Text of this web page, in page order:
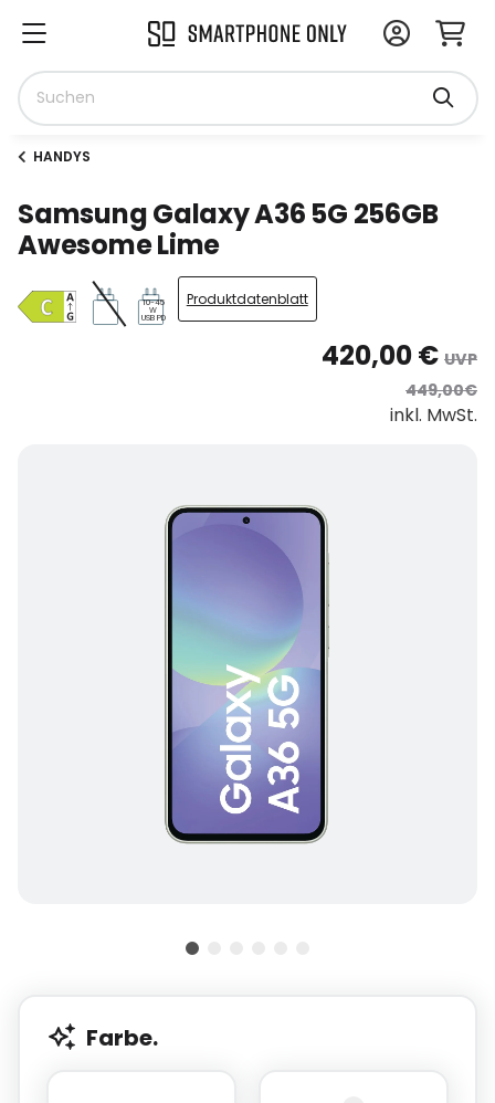
HANDYS
Samsung Galaxy A36 5G 256GB
Awesome Lime
10-45
W
USB PD
Produktdatenblatt
420,00 € UVP
449,00€
inkl. MwSt.
Farbe.